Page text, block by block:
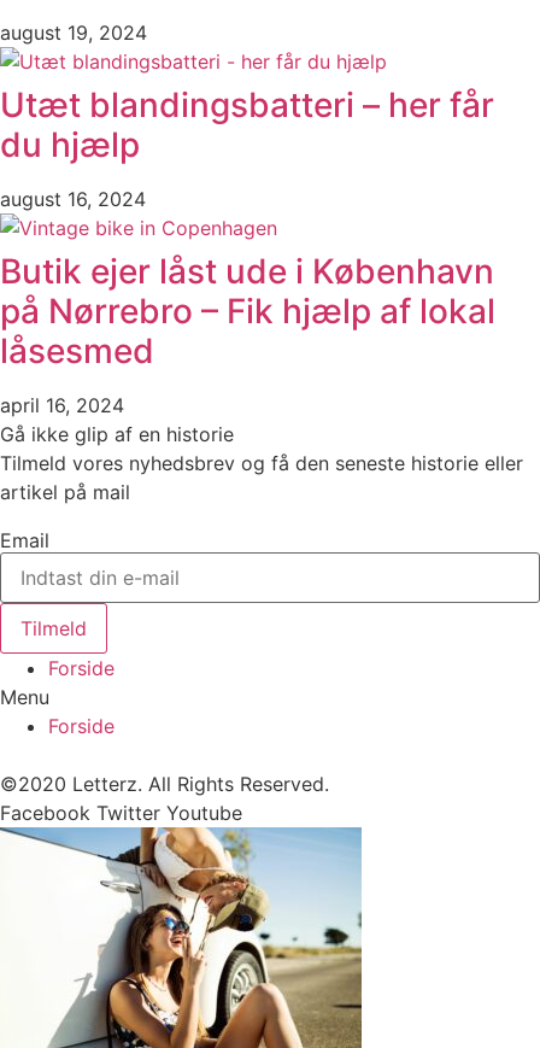
august 19, 2024
Utæt blandingsbatteri – her får
du hjælp
august 16, 2024
Butik ejer låst ude i København
på Nørrebro – Fik hjælp af lokal
låsesmed
april 16, 2024
Gå ikke glip af en historie
Tilmeld vores nyhedsbrev og få den seneste historie eller
artikel på mail
Email
Tilmeld
Forside
Menu
Forside
©2020 Letterz. All Rights Reserved.
Facebook Twitter Youtube